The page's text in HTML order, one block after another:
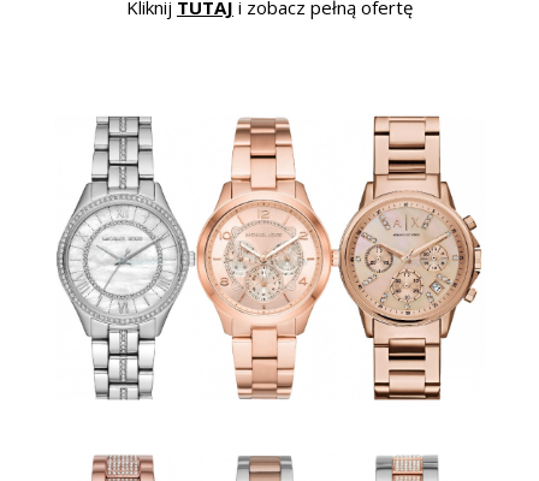
Kliknij TUTAJ i zobacz pełną ofertę